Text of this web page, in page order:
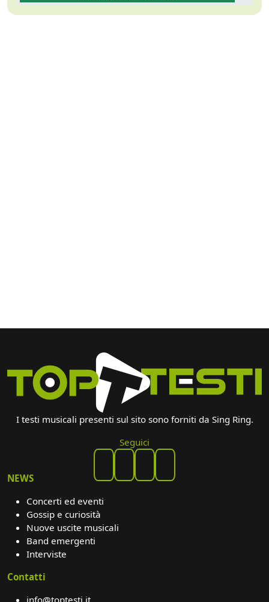
I testi musicali presenti sul sito sono forniti da Sing Ring.
Seguici
NEWS
Concerti ed eventi
Gossip e curiosità
Nuove uscite musicali
Band emergenti
Interviste
Contatti